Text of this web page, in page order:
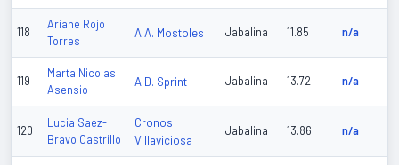
118
Ariane Rojo
Torres
A.A. Mostoles Jabalina 11.85 n/a
119
Marta Nicolas
Asensio
A.D. Sprint Jabalina 13.72 n/a
120
Lucia Saez-
Bravo Castrillo
Cronos
Villaviciosa
Jabalina 13.86 n/a